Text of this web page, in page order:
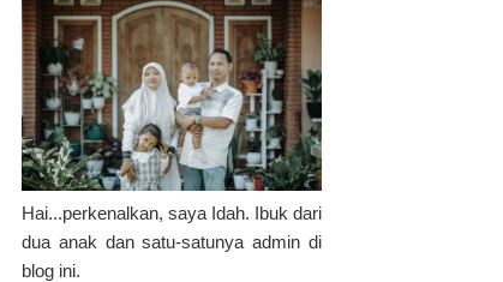
Hai...perkenalkan, saya Idah. Ibuk dari
dua anak dan satu-satunya admin di
blog ini.